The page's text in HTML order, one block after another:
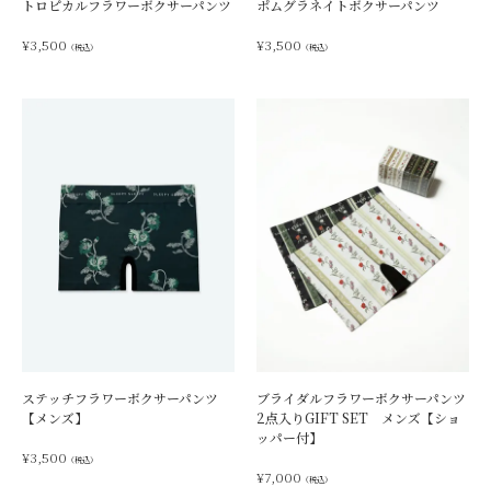
トロピカルフラワーボクサーパンツ
¥3,500 （税込）
ポムグラネイトボクサーパンツ
¥3,500 （税込）
ステッチフラワーボクサーパンツ
【メンズ】
¥3,500 （税込）
ブライダルフラワーボクサーパンツ
2点入りGIFT SET メンズ【ショ
ッパー付】
¥7,000 （税込）